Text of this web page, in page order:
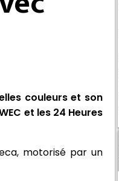
couleurs et son
et les 24 Heures
motorisé par un